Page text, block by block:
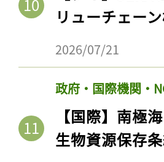
リューチェー
2026/07/21
政府・国際機関・
【国際】南極
生物資源保存